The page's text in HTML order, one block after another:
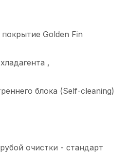
Golden Fin
,
блока (Self-cleaning)
очистки - стандарт